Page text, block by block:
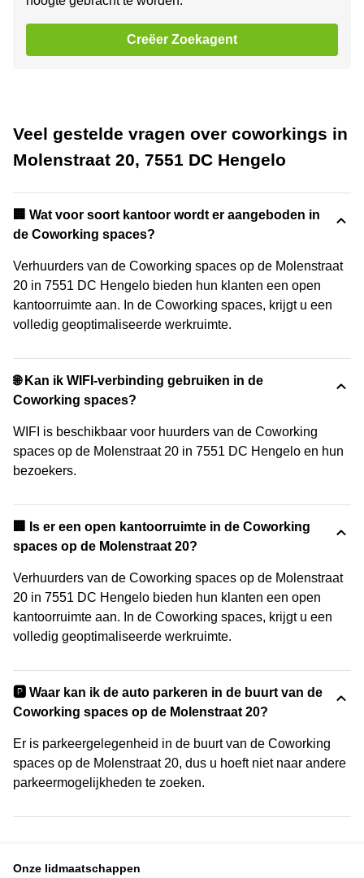
Creëer Zoekagent
Veel gestelde vragen over coworkings in
Molenstraat 20, 7551 DC Hengelo
‍🏢 Wat voor soort kantoor wordt er aangeboden in
de Coworking spaces?
Verhuurders van de Coworking spaces op de Molenstraat
20 in 7551 DC Hengelo bieden hun klanten een open
kantoorruimte aan. In de Coworking spaces, krijgt u een
volledig geoptimaliseerde werkruimte.
🌐 Kan ik WIFI-verbinding gebruiken in de
Coworking spaces?
WIFI is beschikbaar voor huurders van de Coworking
spaces op de Molenstraat 20 in 7551 DC Hengelo en hun
bezoekers.
‍🏢 Is er een open kantoorruimte in de Coworking
spaces op de Molenstraat 20?
Verhuurders van de Coworking spaces op de Molenstraat
20 in 7551 DC Hengelo bieden hun klanten een open
kantoorruimte aan. In de Coworking spaces, krijgt u een
volledig geoptimaliseerde werkruimte.
🅿️ Waar kan ik de auto parkeren in de buurt van de
Coworking spaces op de Molenstraat 20?
Er is parkeergelegenheid in de buurt van de Coworking
spaces op de Molenstraat 20, dus u hoeft niet naar andere
parkeermogelijkheden te zoeken.
Onze lidmaatschappen